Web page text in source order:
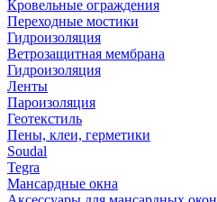
Кровельные ограждения
Переходные мостики
Гидроизоляция
Ветрозащитная мембрана
Гидроизоляция
Ленты
Пароизоляция
Геотекстиль
Пены, клеи, герметики
Soudal
Tegra
Мансардные окна